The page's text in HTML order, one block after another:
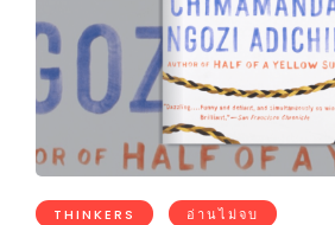
THINKERS อ่านไม่จบ